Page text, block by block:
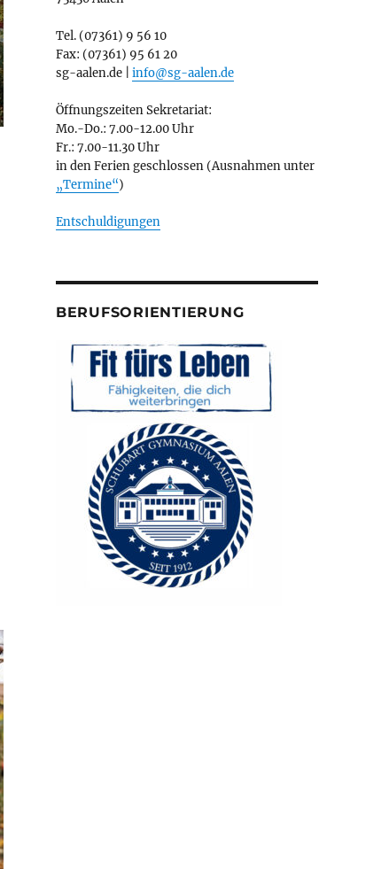
Tel. (07361) 9 56 10
Fax: (07361) 95 61 20
sg-aalen.de | info@sg-aalen.de
Öffnungszeiten Sekretariat:
Mo.-Do.: 7.00-12.00 Uhr
Fr.: 7.00-11.30 Uhr
in den Ferien geschlossen (Ausnahmen unter
„Termine“)
Entschuldigungen
BERUFSORIENTIERUNG